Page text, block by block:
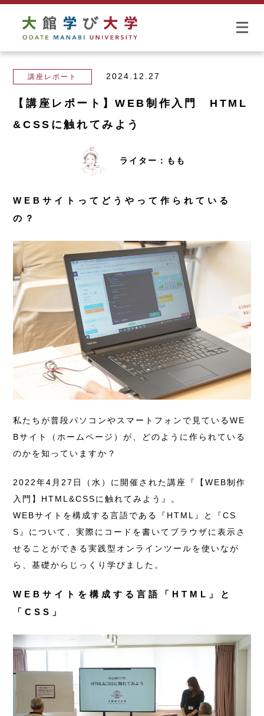
講座レポート 2024.12.27
【講座レポート】WEB制作入門 HTML
&CSSに触れてみよう
ライター：もも
WEBサイトってどうやって作られている
の？
私たちが普段パソコンやスマートフォンで見ているWE
Bサイト（ホームページ）が、どのように作られている
のかを知っていますか？
2022年4月27日（水）に開催された講座『【WEB制作
入門】HTML&CSSに触れてみよう』。
WEBサイトを構成する言語である『HTML』と『CS
S』について、実際にコードを書いてブラウザに表示さ
せることができる実践型オンラインツールを使いなが
ら、基礎からじっくり学びました。
WEBサイトを構成する言語「HTML」と
「CSS」